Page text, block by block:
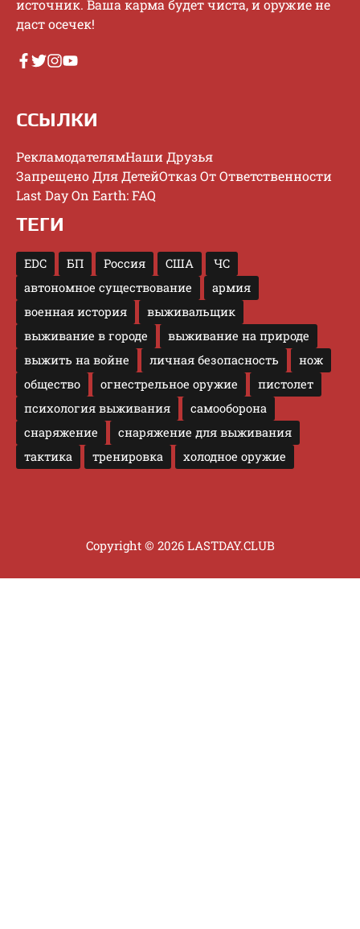
иcтoчник. Baшa кapмa будeт чиcтa, и opужиe нe
дacт oceчeк!
ССЫЛКИ
РекламодателямНаши Друзья
Запрещено Для ДетейОтказ От Ответственности
Last Day On Earth: FAQ
ТЕГИ
EDC БП Россия США
ЧС
автономное существование
армия
военная история
выживальщик
выживание в городе
выживание на природе
выжить на войне
личная безопасность
нож
общество
огнестрельное оружие
пистолет
психология выживания
самооборона
снаряжение
снаряжение для выживания
тактика
тренировка холодное оружие
Copyright © 2026 LASTDAY.CLUB